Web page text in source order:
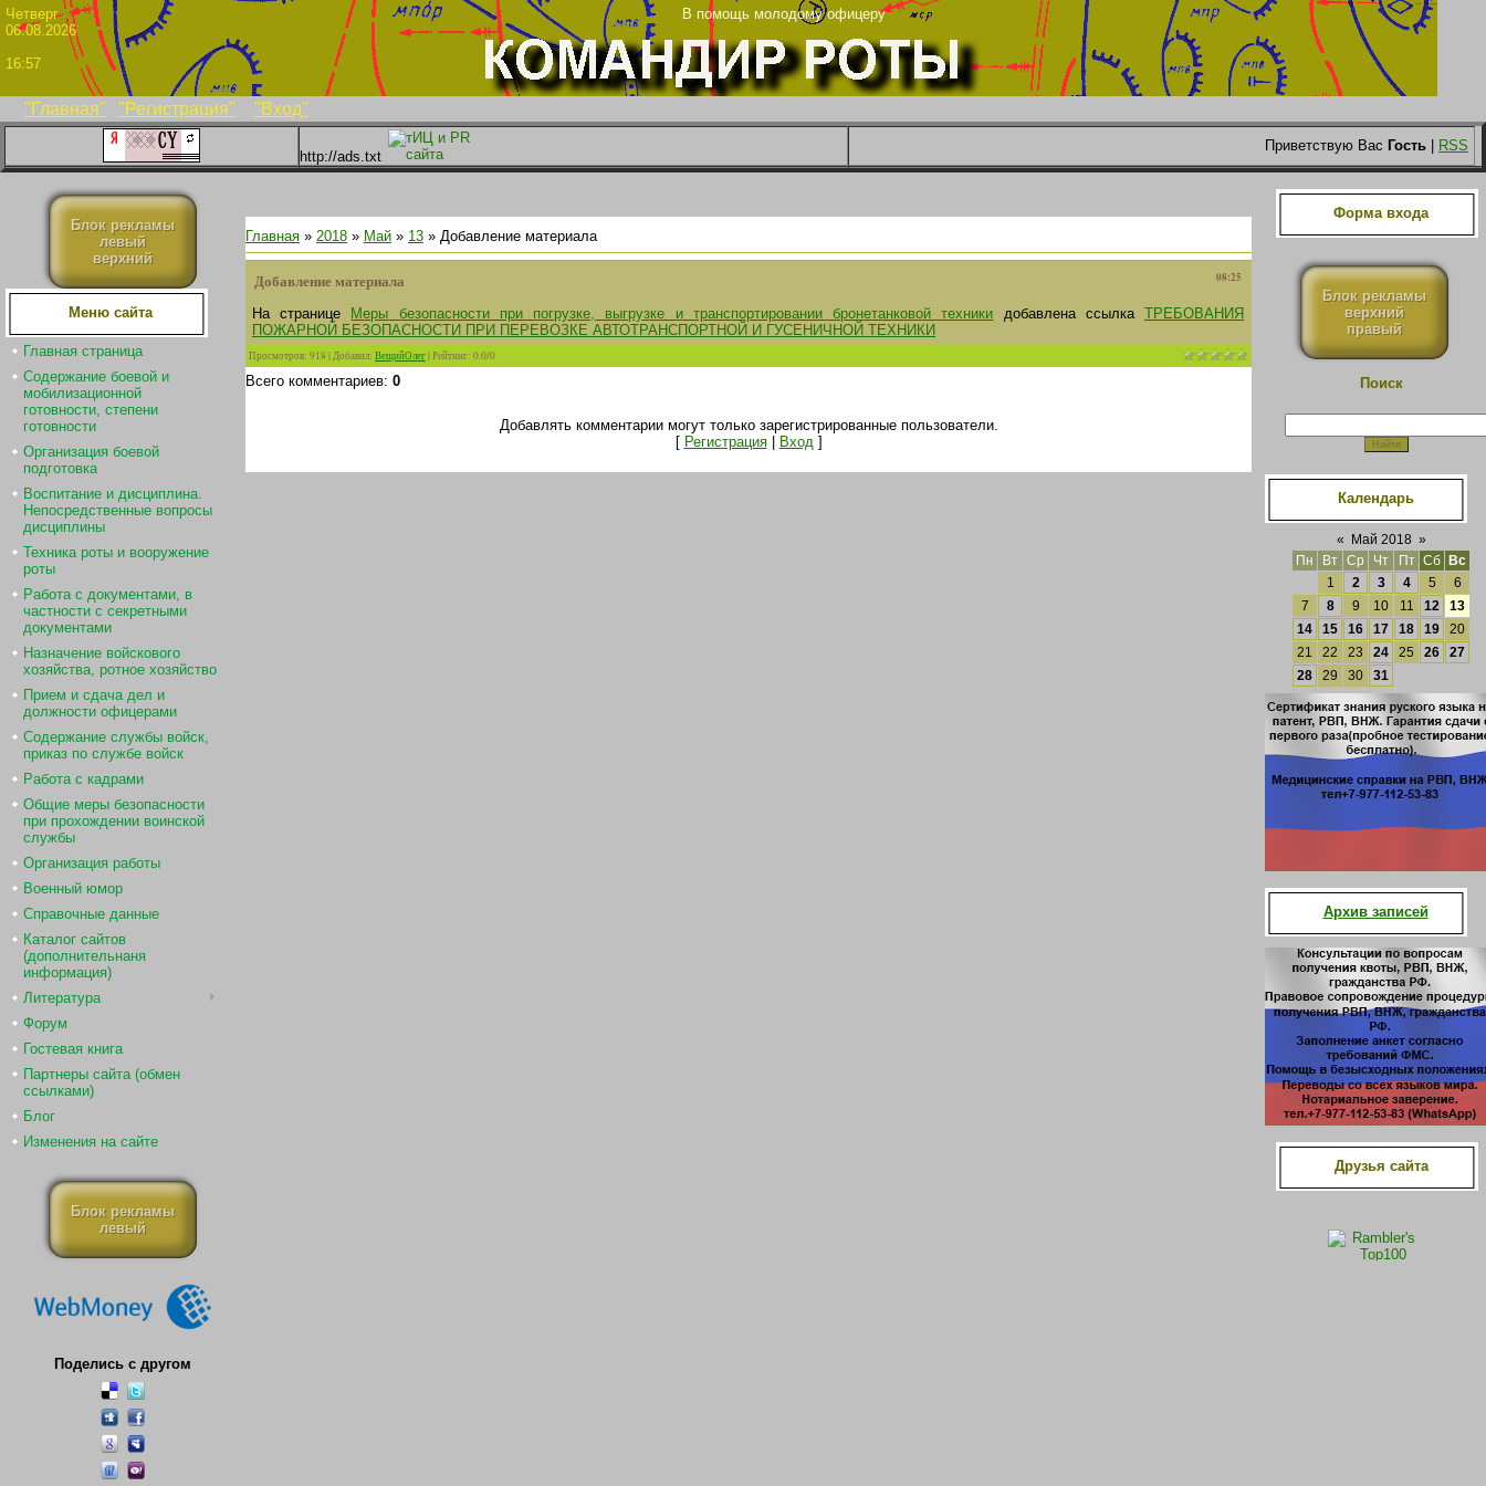
"Главная" "Регистрация" "Вход"
Четверг
В помощь молодому офицеру
06.08.2026
16:57
http://ads.txt
Приветствую Вас Гость RSS
Блок рекламы
левый
верхний
Меню сайта
Главная страница
Содержание боевой и
мобилизационной
готовности, степени
готовности
Организация боевой
подготовка
Воспитание и дисциплина.
Непосредственные вопросы
дисциплины
Техника роты и вооружение
роты
Работа с документами, в
частности с секретными
документами
Назначение войскового
хозяйства, ротное хозяйство
Прием и сдача дел и
должности офицерами
Содержание службы войск,
приказ по службе войск
Работа с кадрами
Общие меры безопасности
при прохождении воинской
службы
Организация работы
Военный юмор
Справочные данные
Каталог сайтов
(дополнительнаня
информация)
Литература
Форум
Гостевая книга
Партнеры сайта (обмен
ссылками)
Блог
Изменения на сайте
Блок рекламы
левый
Поделись с другом
Главная » 2018 » Май » 13 » Добавление материала
08:25
Добавление материала
На странице Меры безопасности при погрузке, выгрузке и транспортировании бронетанковой техники добавлена ссылкаТРЕБОВАНИЯ
ПОЖАРНОЙ БЕЗОПАСНОСТИ ПРИ ПЕРЕВОЗКЕ АВТОТРАНСПОРТНОЙ И ГУСЕНИЧНОЙ ТЕХНИКИ
Просмотров: 918 |Добавил: ВещийОлег|Рейтинг: 0.0/0
Всего комментариев: 0
Добавлять комментарии могут только зарегистрированные пользователи.
[ Регистрация| Вход]
Форма входа
Блок рекламы
верхний
правый
Поиск
Календарь
« Май 2018 »
Пн
Вт Ср Чт Пт Сб
Вс
1
2 3 4 5
6
7
8 9 10 11 12
13
14
15 16 17 18 19
20
21
22 23 24 25 26
27
28
29 30 31
Архив записей
Друзья сайта